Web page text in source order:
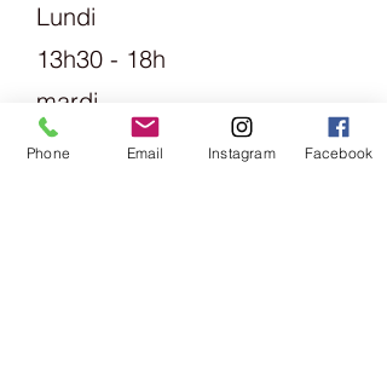
Lundi
13h30 - 18h
mardi
Vendredi
Phone Email Instagram Facebook